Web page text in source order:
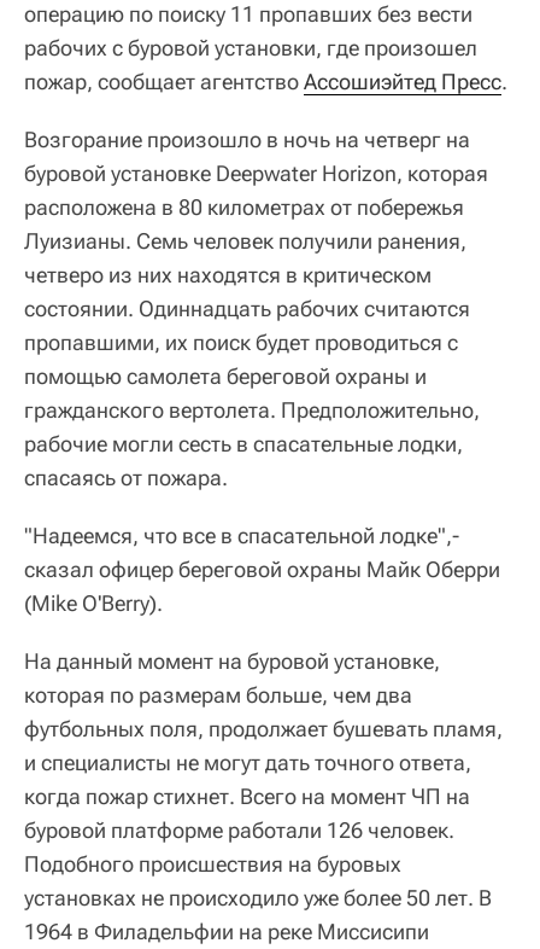
операцию по поиску 11 пропавших без вести
рабочих с буровой установки, где произошел
пожар, сообщает агентствоАссошиэйтед Пресс.
Возгорание произошло в ночь на четверг на
буровой установке Deepwater Horizon, которая
расположена в 80 километрах от побережья
Луизианы. Семь человек получили ранения,
четверо из них находятся в критическом
состоянии. Одиннадцать рабочих считаются
пропавшими, их поиск будет проводиться с
помощью самолета береговой охраны и
гражданского вертолета. Предположительно,
рабочие могли сесть в спасательные лодки,
спасаясь от пожара.
"Надеемся, что все в спасательной лодке",-
сказал офицер береговой охраны Майк Оберри
(Mike O'Berry).
На данный момент на буровой установке,
которая по размерам больше, чем два
футбольных поля, продолжает бушевать пламя,
и специалисты не могут дать точного ответа,
когда пожар стихнет. Всего на момент ЧП на
буровой платформе работали 126 человек.
Подобного происшествия на буровых
установках не происходило уже более 50 лет. В
1964 в Филадельфии на реке Миссисипи